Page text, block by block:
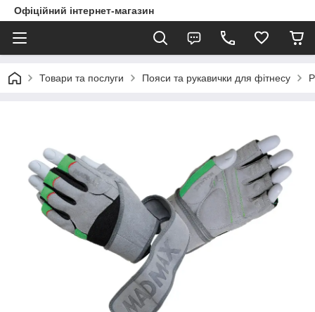
Офіційний інтернет-магазин
Товари та послуги Пояси та рукавички для фітнесу